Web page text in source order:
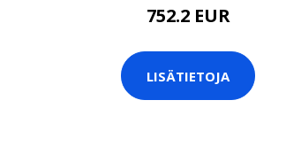
752.2 EUR
LISÄTIETOJA